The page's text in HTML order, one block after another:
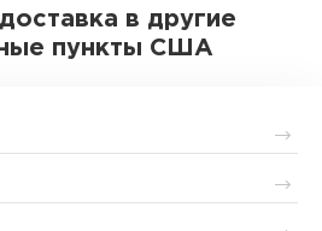
в другие
пункты США